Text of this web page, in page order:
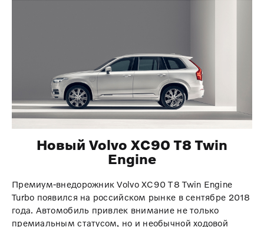
Новый Volvo XC90 T8 Twin
Engine
Премиум-внедорожник Volvo XC90 T8 Twin Engine
Turbo появился на российском рынке в сентябре 2018
года. Автомобиль привлек внимание не только
премиальным статусом, но и необычной ходовой